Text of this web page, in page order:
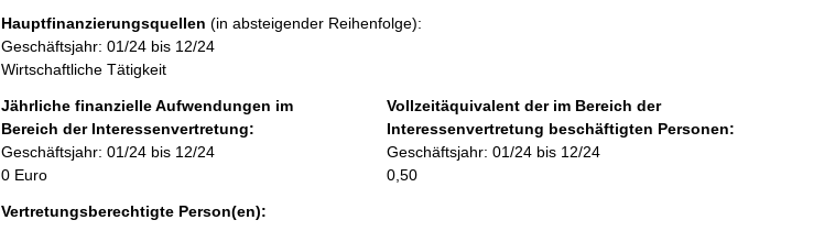
l
t
t
f
o
r
m
Hauptfinanzierungsquellen (in absteigender Reihenfolge):
Geschäftsjahr: 01/24 bis 12/24
Wirtschaftliche Tätigkeit
Jährliche finanzielle Aufwendungen im
Bereich der Interessenvertretung:
Geschäftsjahr: 01/24 bis 12/24
0 Euro
Vollzeitäquivalent der im Bereich der
Interessenvertretung beschäftigten Personen:
Geschäftsjahr: 01/24 bis 12/24
0,50
Vertretungsberechtigte Person(en):